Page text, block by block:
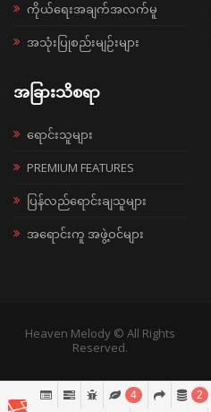
ကိုယ်ရေးအချက်အလက်မူ
အသုံးပြုစည်းမျဉ်းများ
အခြားသိစရာ
ရောင်းသူများ
PREMIUM FEATURES
ပြန်လည်ရောင်းချသူများ
အရောင်းကူ အဖွဲ့ဝင်များ
Heaven Melody © All Rights
Reserved.
4 2